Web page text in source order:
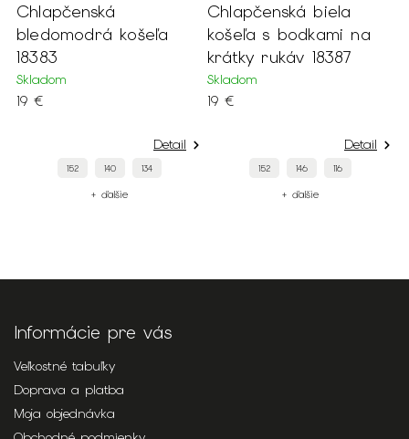
Chlapčenská
bledomodrá košeľa
18383
Skladom
19 €
Detail
152 140 134
+ ďalšie
Chlapčenská biela
košeľa s bodkami na
krátky rukáv 18387
Skladom
19 €
Detail
152 146 116
+ ďalšie
Informácie pre vás
Veľkostné tabuľky
Doprava a platba
Moja objednávka